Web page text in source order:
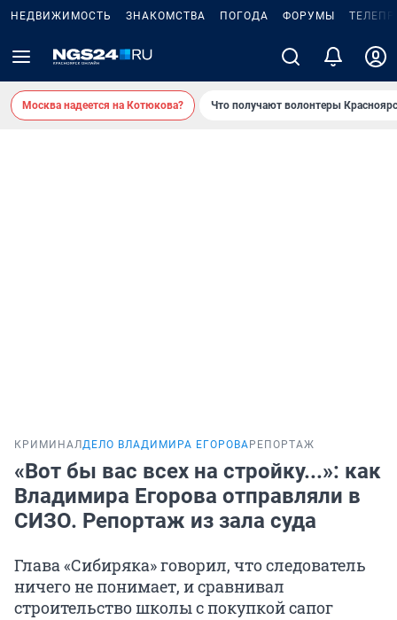
НЕДВИЖИМОСТЬ ЗНАКОМСТВА ПОГОДА ФОРУМЫ
Москва надеется на Котюкова? Что получают волонтеры
КРИМИНАЛДЕЛО ВЛАДИМИРА ЕГОРОВА РЕПОРТАЖ
«Вот бы вас всех на стройку...»: как
Владимира Егорова отправляли в
СИЗО. Репортаж из зала суда
Глава «Сибиряка» говорил, что следователь
ничего не понимает, и сравнивал
строительство школы с покупкой сапог